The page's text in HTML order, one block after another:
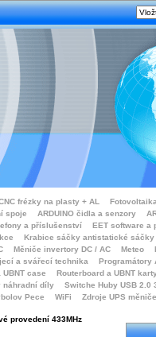
frézky na plasty + AL
spoje ARDUINO čidla a senzory
a příslušenství
EET software a
Krabice sáčky antistatické sáčky
Měniče invertory DC / AC Meteo
a svářecí technika
Programátory
UBNT case Routerboard a UBNT
náhradní díly Switche Huby USB 2.0
Pece WiFi Zdroje UPS
provedení 433MHz